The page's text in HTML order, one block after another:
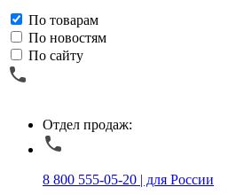
По товарам
По новостям
По сайту
Отдел продаж:
8 800 555-05-20 | для России